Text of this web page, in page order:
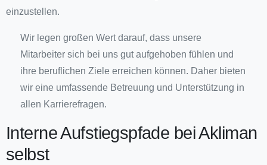
einzustellen.
Wir legen großen Wert darauf, dass unsere
Mitarbeiter sich bei uns gut aufgehoben fühlen und
ihre beruflichen Ziele erreichen können. Daher bieten
wir eine umfassende Betreuung und Unterstützung in
allen Karrierefragen.
Interne Aufstiegspfade bei Akliman
selbst